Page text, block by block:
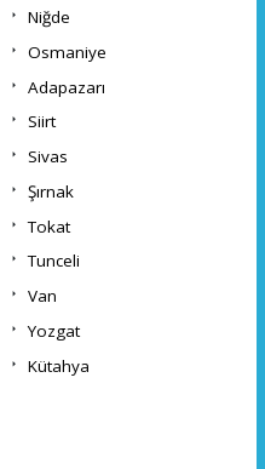
Niğde
Osmaniye
Adapazarı
Siirt
Sivas
Şırnak
Tokat
Tunceli
Van
Yozgat
Kütahya